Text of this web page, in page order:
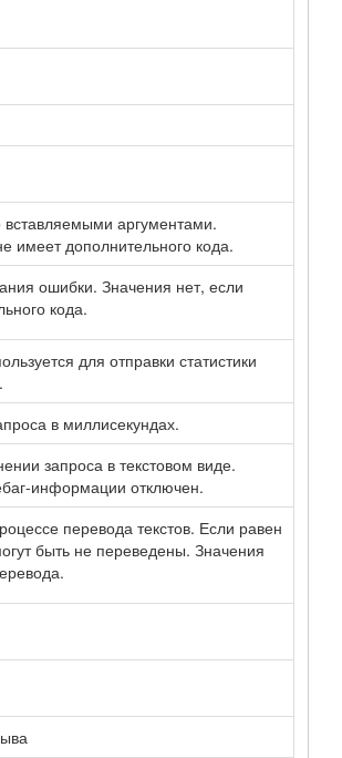
аргументами.
имеет дополнительного кода.
ошибки. Значения нет, если
кода.
для отправки статистики
в миллисекундах.
запроса в текстовом виде.
информации отключен.
перевода текстов. Если равен
быть не переведены. Значения